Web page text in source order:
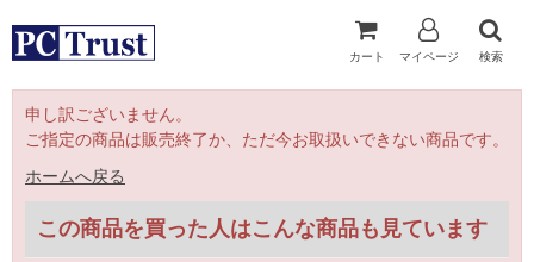
カート マイページ 検索
申し訳ございません。
ご指定の商品は販売終了か、ただ今お取扱いできない商品です。
ホームへ戻る
この商品を買った人はこんな商品も見ています